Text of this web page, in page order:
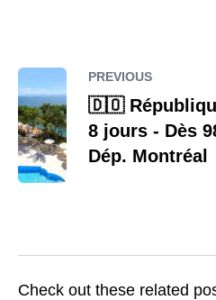
PREVIOUS
🇩🇴
8 jours - Dès
Dép. Montréal
Check out these related